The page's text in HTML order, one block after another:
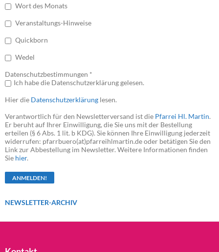
Wort des Monats
Veranstaltungs-Hinweise
Quickborn
Wedel
Datenschutzbestimmungen *
Ich habe die Datenschutzerklärung gelesen.
Hier die Datenschutzerklärung lesen.
Verantwortlich für den Newsletterversand ist die Pfarrei Hl. Martin.
Er beruht auf Ihrer Einwilligung, die Sie uns mit der Bestellung
erteilen (§ 6 Abs. 1 lit. b KDG). Sie können Ihre Einwilligung jederzeit
widerrufen: pfarrbuero(at)pfarreihlmartin.de oder betätigen Sie den
Link zur Abbestellung im Newsletter. Weitere Informationen finden
Sie hier.
NEWSLETTER-ARCHIV